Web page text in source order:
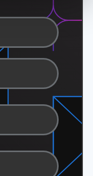
persönlichen Daten
Präferenzen im
Anzeigen zu
Medien anbieten
Website zu
zu Ihrer
Partner für
weiter. Unsere
mit
bereitgestellt
Nutzung der Dienste